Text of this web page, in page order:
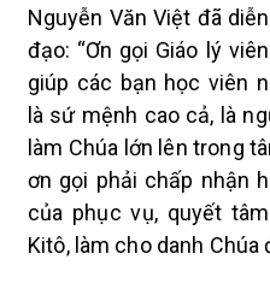
Nguyễn Văn Việt đã
đạo: “Ơn gọi Giáo lý
giúp các bạn học viên
là sứ mệnh cao cả, là
làm Chúa lớn lên trong
ơn gọi phải chấp nhận
của phục vụ, quyết
Kitô, làm cho danh Chúa